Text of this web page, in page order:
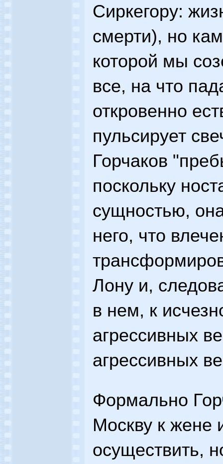
Сиркегору:
смерти), но
которой мы
все, на что
откровенно
пульсирует
Горчаков
поскольку
сущностью,
него, что
Лону и,
в нем, к
агрессивных
агрессивных
Формально
Москву к жене
осуществить,